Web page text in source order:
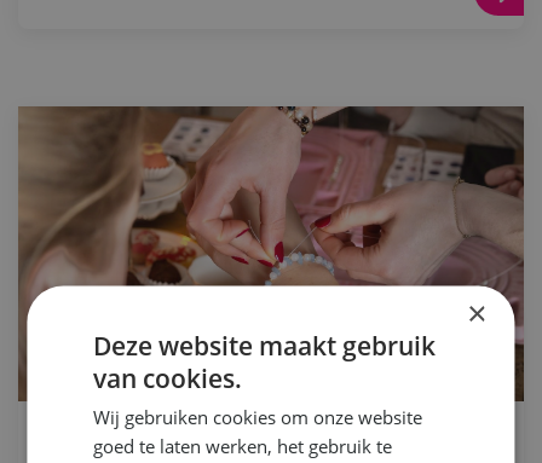
WORKSHOPS
Workshop: sieraad maken van edel-
×
Deze website maakt gebruik
van cookies.
Wij gebruiken cookies om onze website
goed te laten werken, het gebruik te